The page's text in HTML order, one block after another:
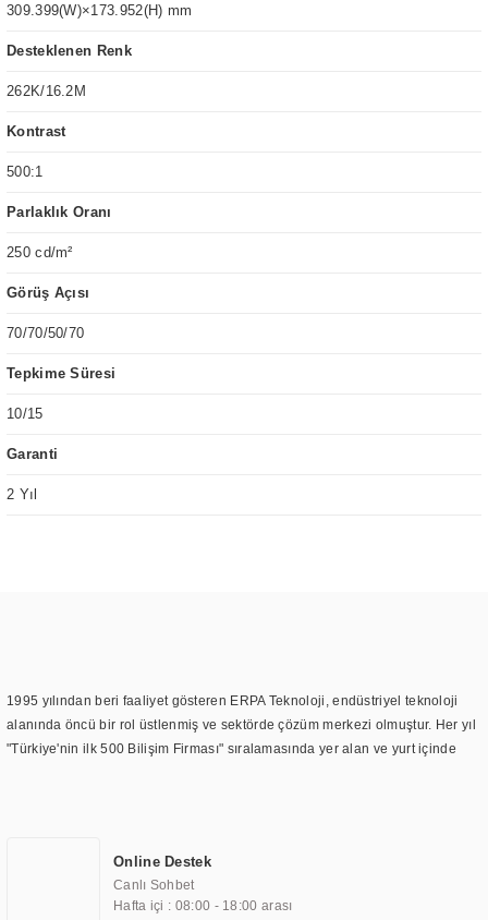
309.399(W)×173.952(H) mm
Desteklenen Renk
262K/16.2M
Kontrast
500:1
Parlaklık Oranı
250 cd/m²
Görüş Açısı
70/70/50/70
Tepkime Süresi
10/15
Garanti
2 Yıl
1995 yılından beri faaliyet gösteren ERPA Teknoloji, endüstriyel teknoloji
alanında öncü bir rol üstlenmiş ve sektörde çözüm merkezi olmuştur. Her yıl
"Türkiye'nin ilk 500 Bilişim Firması" sıralamasında yer alan ve yurt içinde
TOCHI markası altında kendi ürettiği ürünlerde kullanmıştır. Günümüzde
TOCHI; videowall, digital signage, kiosk, totem, akıllı durak ekranı, araç içi
ekran, asansör ekranı, digital menüboard, marin ekran, medikal ekran,
Online Destek
Canlı Sohbet
Hafta içi : 08:00 - 18:00 arası